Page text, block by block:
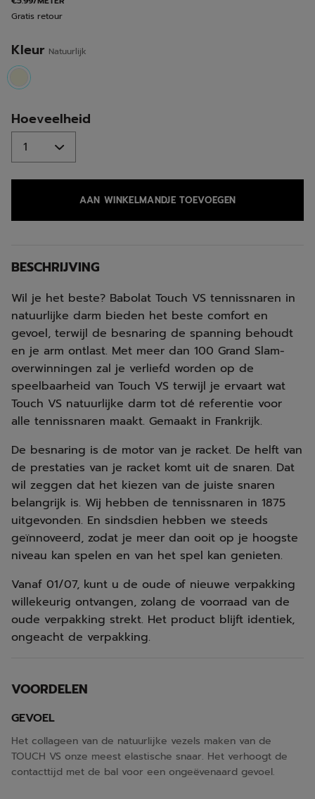
Gratis retour
Kleur Natuurlijk
selected
Hoeveelheid
AAN WINKELMANDJE TOEVOEGEN
BESCHRIJVING
Wil je het beste? Babolat Touch VS tennissnaren in
natuurlijke darm bieden het beste comfort en
gevoel, terwijl de besnaring de spanning behoudt
en je arm ontlast. Met meer dan 100 Grand Slam-
overwinningen zal je verliefd worden op de
speelbaarheid van Touch VS terwijl je ervaart wat
Touch VS natuurlijke darm tot dé referentie voor
alle tennissnaren maakt. Gemaakt in Frankrijk.
De besnaring is de motor van je racket. De helft van
de prestaties van je racket komt uit de snaren. Dat
wil zeggen dat het kiezen van de juiste snaren
belangrijk is. Wij hebben de tennissnaren in 1875
uitgevonden. En sindsdien hebben we steeds
geïnnoveerd, zodat je meer dan ooit op je hoogste
niveau kan spelen en van het spel kan genieten.
Vanaf 01/07, kunt u de oude of nieuwe verpakking
willekeurig ontvangen, zolang de voorraad van de
oude verpakking strekt. Het product blijft identiek,
ongeacht de verpakking.
VOORDELEN
GEVOEL
Het collageen van de natuurlijke vezels maken van de
TOUCH VS onze meest elastische snaar. Het verhoogt de
contacttijd met de bal voor een ongeëvenaard gevoel.